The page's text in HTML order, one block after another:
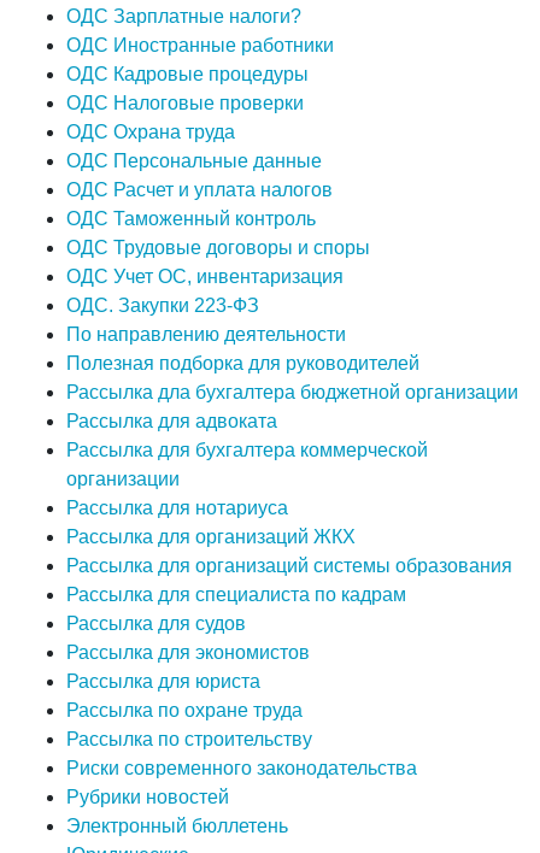
ОДС Зарплатные налоги?
ОДС Иностранные работники
ОДС Кадровые процедуры
ОДС Налоговые проверки
ОДС Охрана труда
ОДС Персональные данные
ОДС Расчет и уплата налогов
ОДС Таможенный контроль
ОДС Трудовые договоры и споры
ОДС Учет ОС, инвентаризация
ОДС. Закупки 223-ФЗ
По направлению деятельности
Полезная подборка для руководителей
Рассылка дла бухгалтера бюджетной организации
Рассылка для адвоката
Рассылка для бухгалтера коммерческой
организации
Рассылка для нотариуса
Рассылка для организаций ЖКХ
Рассылка для организаций системы образования
Рассылка для специалиста по кадрам
Рассылка для судов
Рассылка для экономистов
Рассылка для юриста
Рассылка по охране труда
Рассылка по строительству
Риски современного законодательства
Рубрики новостей
Электронный бюллетень